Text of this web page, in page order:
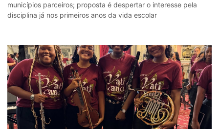
municípios parceiros; proposta é despertar o interesse pela
disciplina já nos primeiros anos da vida escolar